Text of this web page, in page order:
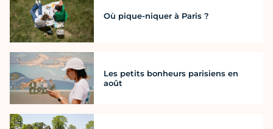
Où pique-niquer à Paris ?
Les petits bonheurs parisiens en
août